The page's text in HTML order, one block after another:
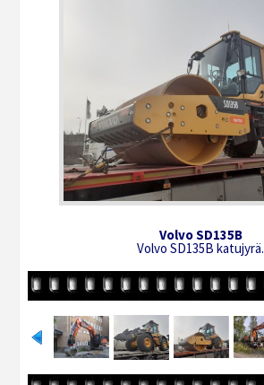
Volvo SD135B
Volvo SD135B katujyrä.